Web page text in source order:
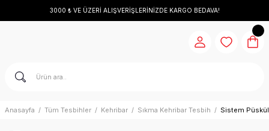
3000 ₺ VE ÜZERİ ALIŞVERİŞLERİNİZDE KARGO BEDAVA!
Anasayfa Tüm Tesbihler Kehribar Sıkma Kehribar Tesbih Sistem